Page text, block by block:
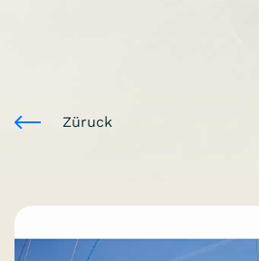
Züruck